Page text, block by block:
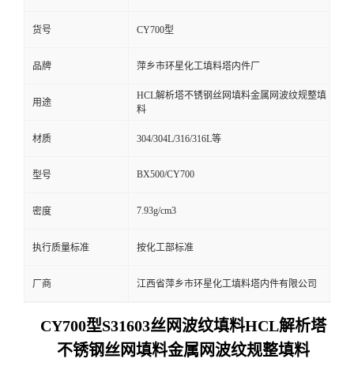
货号 CY700型
品牌 萍乡市环星化工填料塔内件厂
用途
HCL解析塔不锈钢丝网填料金属网波纹规整填
料
材质 304/304L/316/316L等
型号 BX500/CY700
密度 7.93g/cm3
执行质量标准 按化工部标准
厂商 江西省萍乡市环星化工填料塔内件有限公司
CY700型S31603丝网波纹填料HCL解析塔
不锈钢丝网填料金属网波纹规整填料